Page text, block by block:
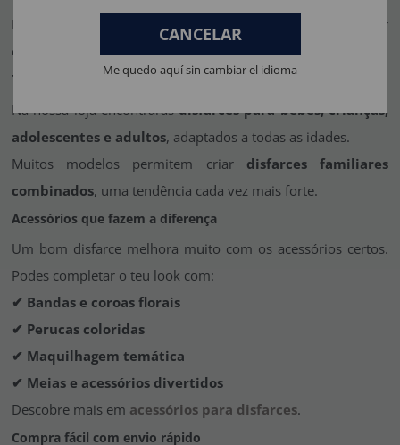
Este tipo de disfarces gera impacto visual e torna qualquer
evento muito mais divertido.
Tamanhos para toda a família
Na nossa loja encontrarásdisfarces para bebés, crianças,
adolescentes e adultos, adaptados a todas as idades.
Muitos modelos permitem criar disfarces familiares
combinados, uma tendência cada vez mais forte.
Acessórios que fazem a diferença
Um bom disfarce melhora muito com os acessórios certos.
Podes completar o teu look com:
✔ Bandas e coroas florais
✔ Perucas coloridas
✔ Maquilhagem temática
✔ Meias e acessórios divertidos
Descobre mais em acessórios para disfarces.
Compra fácil com envio rápido
CANCELAR
Me quedo aquí sin cambiar el idioma